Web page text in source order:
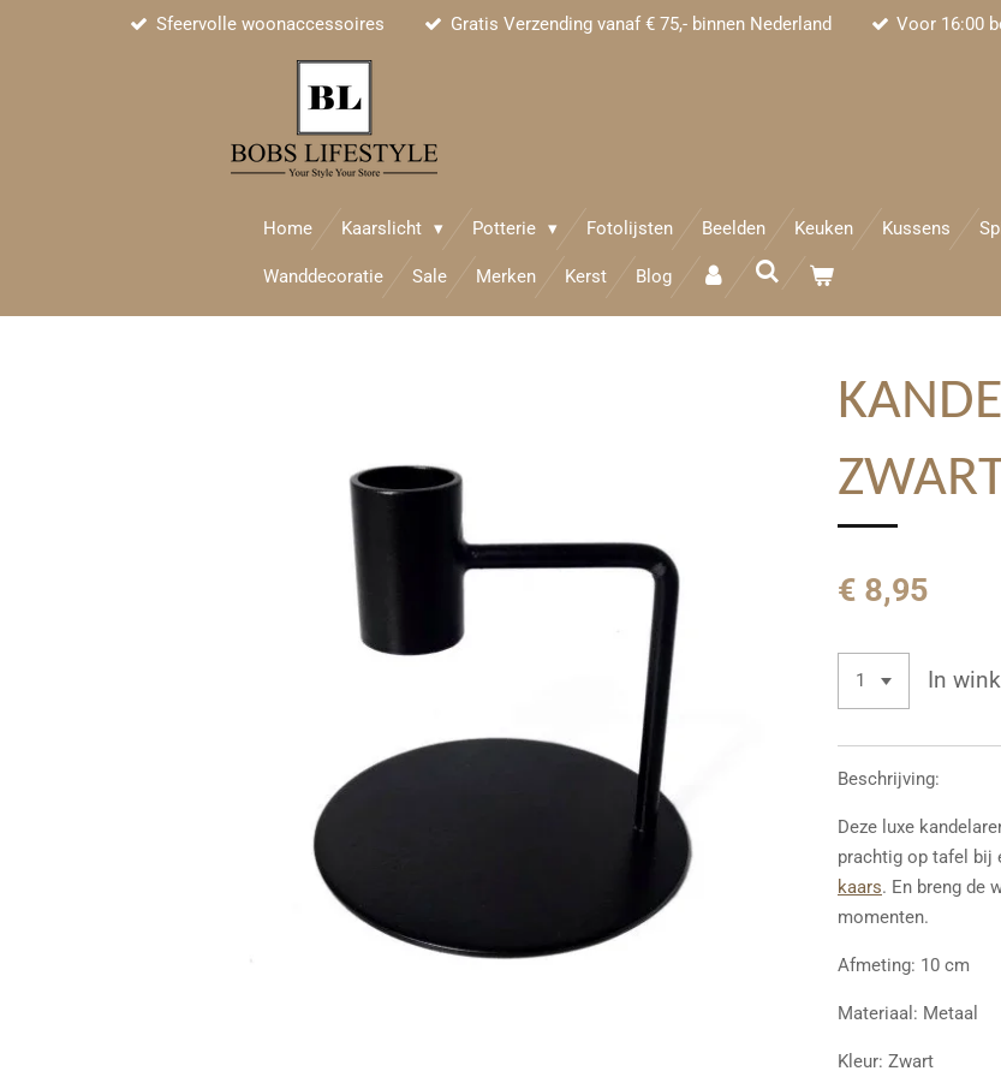
Sfeervolle woonaccessoires Gratis Verzending vanaf € 75,- binnen Nederland Voor 16:00
Home Kaarslicht Potterie Fotolijsten Beelden Keuken Kussens
Wanddecoratie Sale Merken Kerst Blog
€ 8,95
In
Beschrijving:
Deze luxe
prachtig op tafel bij
kaars. En breng de
momenten.
Afmeting: 10 cm
Materiaal: Metaal
Kleur: Zwart